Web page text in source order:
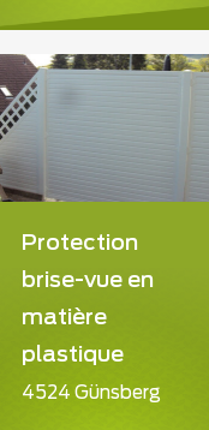
Protection
brise-vue en
matière
plastique
4524 Günsberg